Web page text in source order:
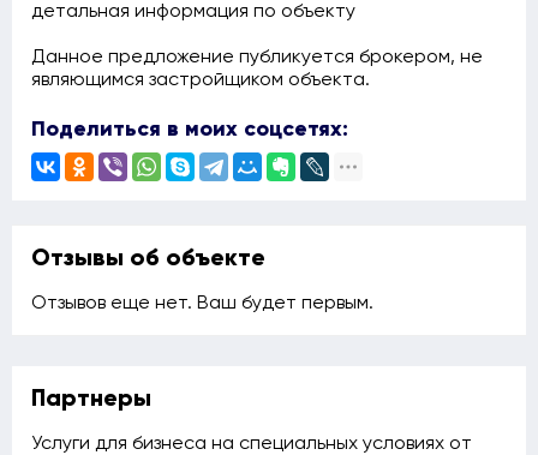
детальная информация по объекту
Данное предложение публикуется брокером, не
являющимся застройщиком объекта.
Поделиться в моих соцсетях:
Отзывы об объекте
Отзывов еще нет. Ваш будет первым.
Партнеры
Услуги для бизнеса на специальных условиях от